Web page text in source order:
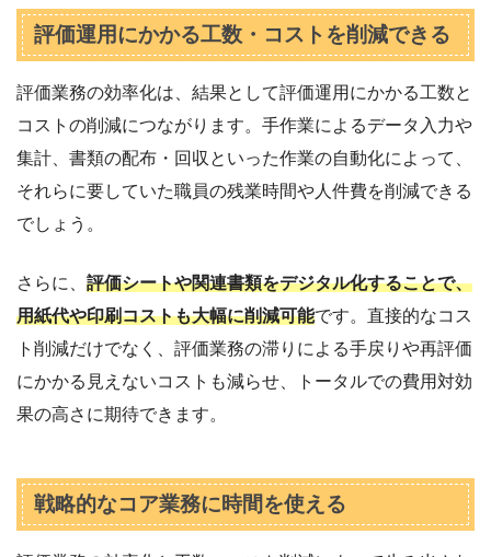
評価運用にかかる工数・コストを削減できる
評価業務の効率化は、結果として評価運用にかかる工数と
コストの削減につながります。手作業によるデータ入力や
集計、書類の配布・回収といった作業の自動化によって、
それらに要していた職員の残業時間や人件費を削減できる
でしょう。
さらに、 評価シートや関連書類をデジタル化することで、
用紙代や印刷コストも大幅に削減可能です。直接的なコス
ト削減だけでなく、評価業務の滞りによる手戻りや再評価
にかかる見えないコストも減らせ、トータルでの費用対効
果の高さに期待できます。
戦略的なコア業務に時間を使える